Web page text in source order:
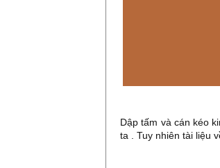
Dập tấm và cán kéo
ta . Tuy nhiên tài liệu